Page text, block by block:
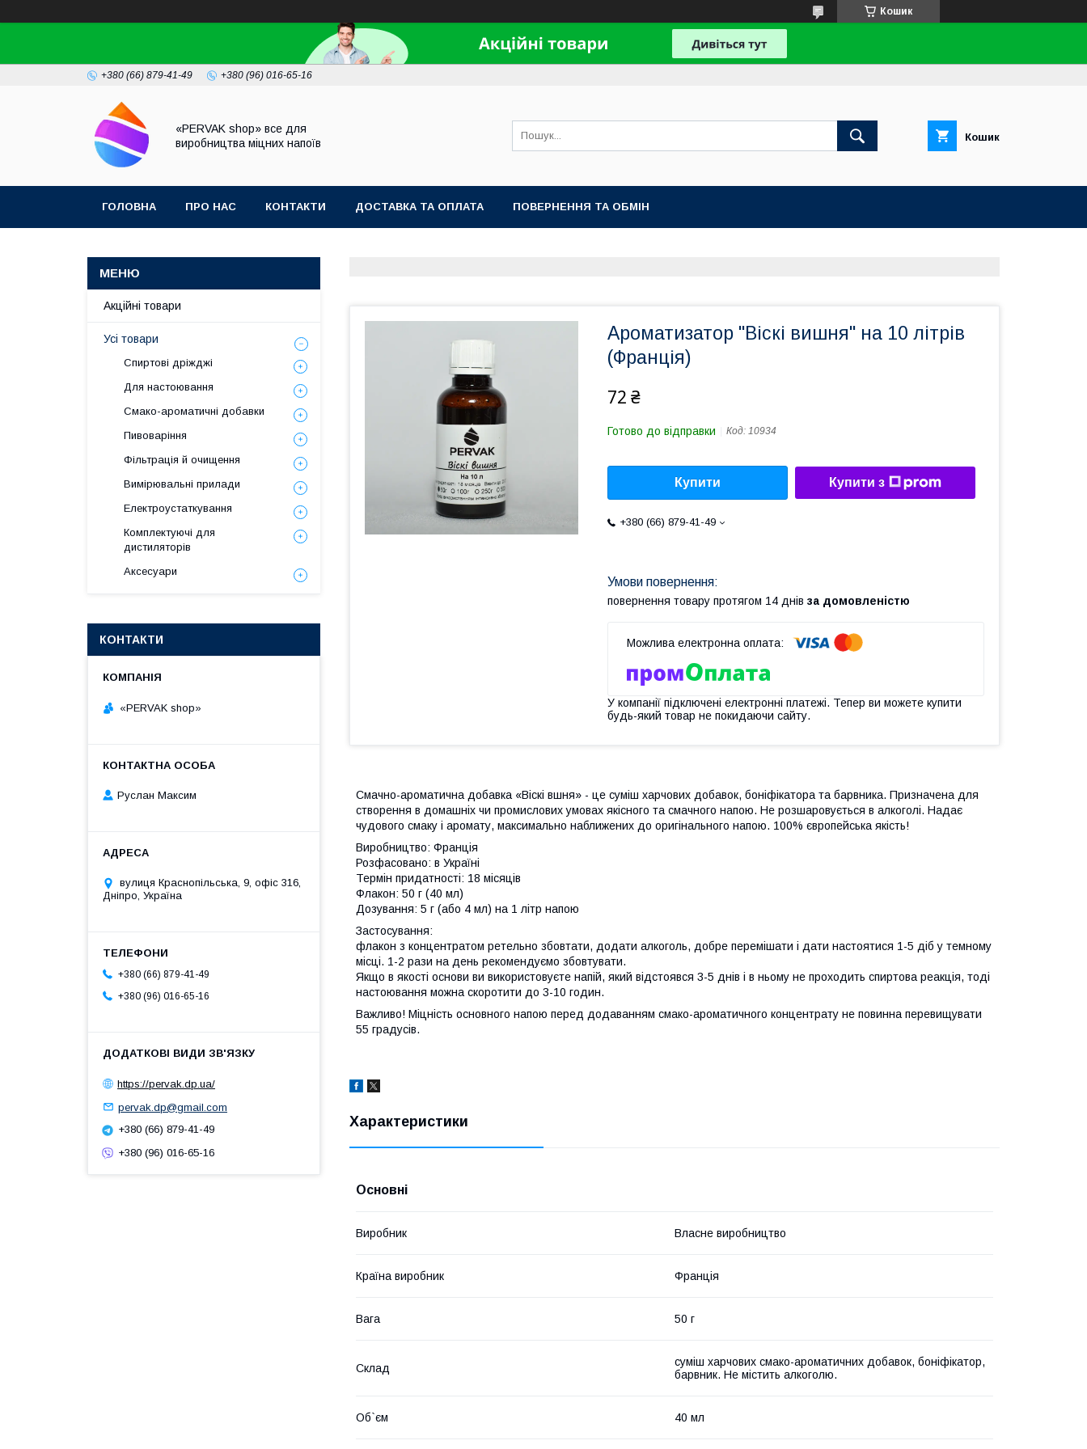
Кошик
+380 (66) 879-41-49 +380 (96) 016-65-16
«PERVAK shop» все для
виробництва міцних напоїв
Кошик
ГОЛОВНА ПРО НАС КОНТАКТИ ДОСТАВКА ТА ОПЛАТА ПОВЕРНЕННЯ ТА ОБМІН
Ароматизатор "Віскі вишня" на 10 літрів
(Франція)
72 ₴
Готово до відправки Код: 10934
Купити Купити з
+380 (66) 879-41-49
повернення товару протягом 14 днів за домовленістю
У компанії підключені електронні платежі. Тепер ви можете купити
будь-який товар не покидаючи сайту.
Смачно-ароматична добавка «Віскі вшня» - це суміш харчових добавок, боніфікатора та барвника. Призначена для
створення в домашніх чи промислових умовах якісного та смачного напою. Не розшаровується в алкоголі. Надає
чудового смаку і аромату, максимально наближених до оригінального напою. 100% європейська якість!
Виробництво: Франція
Розфасовано: в Україні
Термін придатності: 18 місяців
Флакон: 50 г (40 мл)
Дозування: 5 г (або 4 мл) на 1 літр напою
Застосування:
флакон з концентратом ретельно збовтати, додати алкоголь, добре перемішати і дати настоятися 1-5 діб у темному
місці. 1-2 рази на день рекомендуємо збовтувати.
Якщо в якості основи ви використовуєте напій, який відстоявся 3-5 днів і в ньому не проходить спиртова реакція, тоді
настоювання можна скоротити до 3-10 годин.
Важливо! Міцність основного напою перед додаванням смако-ароматичного концентрату не повинна перевищувати
55 градусів.
Характеристики
Основні
Виробник Власне виробництво
Країна виробник Франція
Вага 50 г
Склад
суміш харчових смако-ароматичних добавок, боніфікатор,
барвник. Не містить алкоголю.
Об`єм 40 мл
Акційні товари
Усі товари
Спиртові дріжджі
Для настоювання
Смако-ароматичні добавки
Пивоваріння
Фільтрація й очищення
Вимірювальні прилади
Електроустаткування
Комплектуючі для
дистиляторів
Аксесуари
КОНТАКТИ
«PERVAK shop»
Руслан Максим
вулиця Краснопільська, 9, офіс 316,
Дніпро, Україна
+380 (66) 879-41-49
+380 (96) 016-65-16
https://pervak.dp.ua/
pervak.dp@gmail.com
+380 (66) 879-41-49
+380 (96) 016-65-16